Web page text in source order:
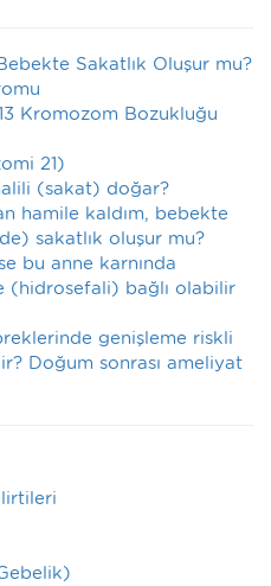
Sakatlık Oluşur mu?
Kromozom Bozukluğu
21)
(sakat) doğar?
hamile kaldım, bebekte
sakatlık oluşur mu?
bu anne karnında
(hidrosefali) bağlı olabilir
genişleme riskli
Doğum sonrası ameliyat